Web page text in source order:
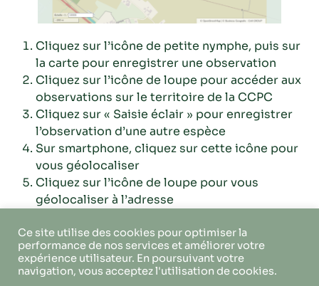
Cliquez sur l’icône de petite nymphe, puis sur
la carte pour enregistrer une observation
Cliquez sur l’icône de loupe pour accéder aux
observations sur le territoire de la CCPC
Cliquez sur « Saisie éclair » pour enregistrer
l’observation d’une autre espèce
Sur smartphone, cliquez sur cette icône pour
vous géolocaliser
Cliquez sur l’icône de loupe pour vous
géolocaliser à l’adresse
pour accéder à la saisie éclair
Ce site utilise des cookies pour optimiser la
performance de nos services et améliorer votre
expérience utilisateur. En poursuivant votre
navigation, vous acceptez l'utilisation de cookies.